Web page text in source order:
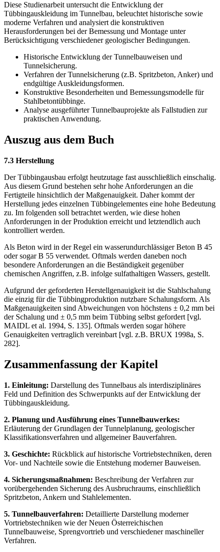
Diese Studienarbeit untersucht die Entwicklung der
Tübbingauskleidung im Tunnelbau, beleuchtet historische sowie
moderne Verfahren und analysiert die konstruktiven
Herausforderungen bei der Bemessung und Montage unter
Berücksichtigung verschiedener geologischer Bedingungen.
Historische Entwicklung der Tunnelbauweisen und
Tunnelsicherung.
Verfahren der Tunnelsicherung (z.B. Spritzbeton, Anker) und
endgültige Auskleidungsformen.
Konstruktive Besonderheiten und Bemessungsmodelle für
Stahlbetontübbinge.
Analyse ausgeführter Tunnelbauprojekte als Fallstudien zur
praktischen Anwendung.
Auszug aus dem Buch
7.3 Herstellung
Der Tübbingausbau erfolgt heutzutage fast ausschließlich einschalig.
Aus diesem Grund bestehen sehr hohe Anforderungen an die
Fertigteile hinsichtlich der Maßgenauigkeit. Daher kommt der
Herstellung jedes einzelnen Tübbingelementes eine hohe Bedeutung
zu. Im folgenden soll betrachtet werden, wie diese hohen
Anforderungen in der Produktion erreicht und letztendlich auch
kontrolliert werden.
Als Beton wird in der Regel ein wasserundurchlässiger Beton B 45
oder sogar B 55 verwendet. Oftmals werden daneben noch
besondere Anforderungen an die Beständigkeit gegenüber
chemischen Angriffen, z.B. infolge sulfathaltigen Wassers, gestellt.
Aufgrund der geforderten Herstellgenauigkeit ist die Stahlschalung
die einzig für die Tübbingproduktion nutzbare Schalungsform. Als
Maßgenauigkeiten sind Abweichungen von höchstens ± 0,2 mm bei
der Schalung und ± 0,5 mm beim Tübbing selbst gefordert [vgl.
MAIDL et al. 1994, S. 135]. Oftmals werden sogar höhere
Genauigkeiten vertraglich vereinbart [vgl. z.B. BRUX 1998a, S.
282].
Zusammenfassung der Kapitel
1. Einleitung: Darstellung des Tunnelbaus als interdisziplinäres
Feld und Definition des Schwerpunkts auf der Entwicklung der
Tübbingauskleidung.
2. Planung und Ausführung eines Tunnelbauwerkes:
Erläuterung der Grundlagen der Tunnelplanung, geologischer
Klassifikationsverfahren und allgemeiner Bauverfahren.
3. Geschichte: Rückblick auf historische Vortriebstechniken, deren
Vor- und Nachteile sowie die Entstehung moderner Bauweisen.
4. Sicherungsmaßnahmen: Beschreibung der Verfahren zur
vorübergehenden Sicherung des Ausbruchraums, einschließlich
Spritzbeton, Ankern und Stahlelementen.
5. Tunnelbauverfahren: Detaillierte Darstellung moderner
Vortriebstechniken wie der Neuen Österreichischen
Tunnelbauweise, Sprengvortrieb und verschiedener maschineller
Verfahren.